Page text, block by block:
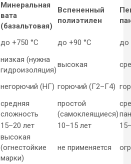
Минеральная
вата
(базальтовая)
Вспененный
полиэтилен
до +750 °C до +90 °C до
низкая (нужна
гидроизоляция)
высокая
негорючий (НГ) горючий (Г2–Г4)
средняя
сложность
простой
(самоклеящиеся)
15–20 лет 10–15 лет
высокая
(огнестойкие
марки)
не применяется